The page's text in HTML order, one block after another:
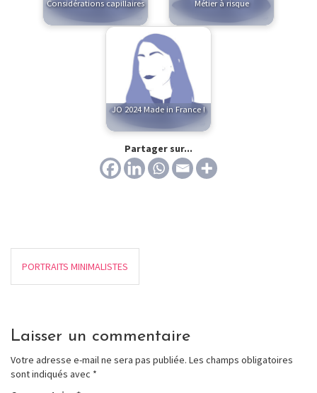
Considérations capillaires Métier à risque
JO 2024 Made in France !
Partager sur...
PORTRAITS MINIMALISTES
Laisser un commentaire
Votre adresse e-mail ne sera pas publiée. Les champs obligatoires
sont indiqués avec *